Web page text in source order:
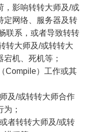
，影响转转大师及/或
定网络、服务器及转
联系，或者导致转转
转大师及/或转转大
机、死机等；
Compile）工作或其
及/或转转大师合作
；
者转转大师及/或转